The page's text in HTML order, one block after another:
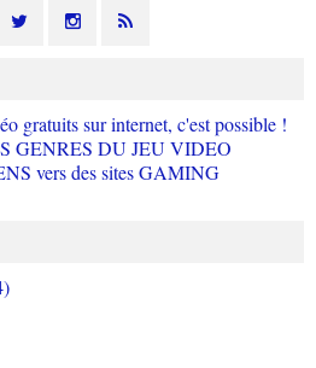
gratuits sur internet, c'est possible !
GENRES DU JEU VIDEO
vers des sites GAMING